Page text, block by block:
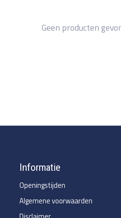
Geen producten
Informatie
Openingstijden
Algemene voorwaarden